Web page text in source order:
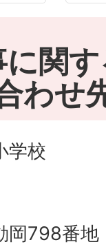
に関
わせ
学校
岡798番地